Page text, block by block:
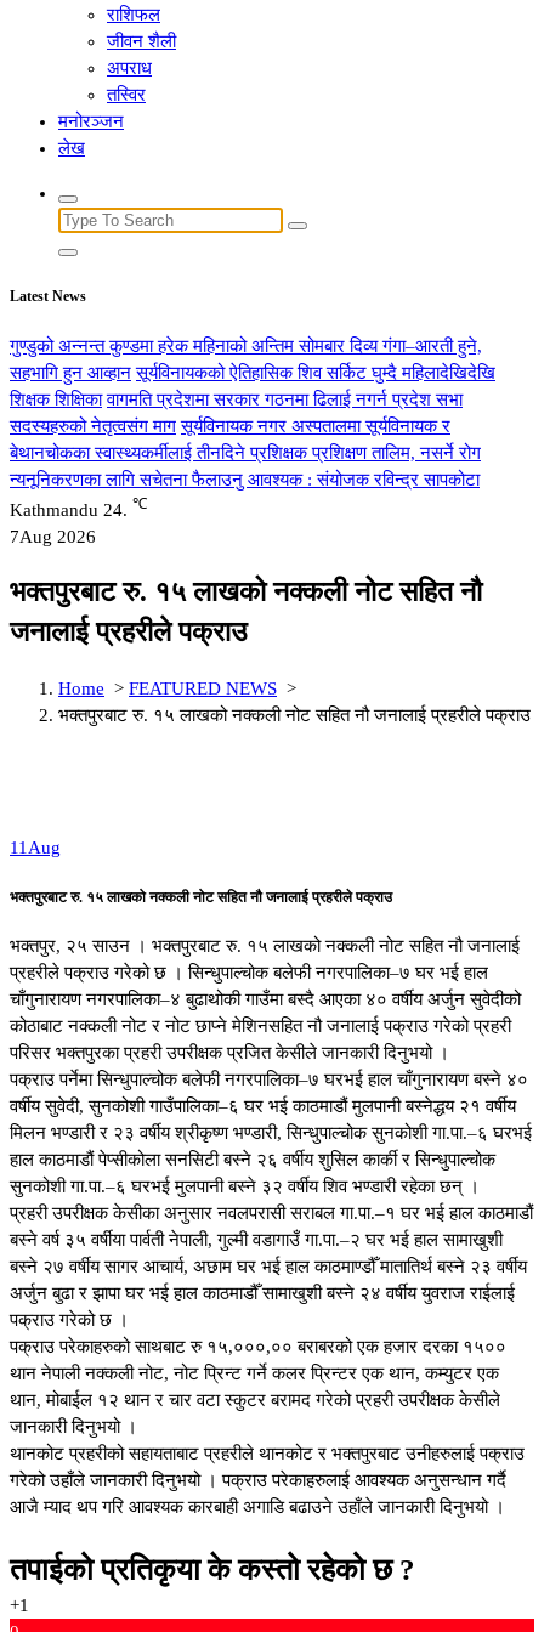
राशिफल
जीवन शैली
अपराध
तस्विर
मनोरञ्जन
लेख
Search
for:
Latest News
गुण्डुको अन्नन्त कुण्डमा हरेक महिनाको अन्तिम सोमबार दिव्य गंगा–आरती हुने,
सहभागि हुन आव्हान सूर्यविनायकको ऐतिहासिक शिव सर्किट घुम्दै महिलादेखिदेखि
शिक्षक शिक्षिका वागमति प्रदेशमा सरकार गठनमा ढिलाई नगर्न प्रदेश सभा
सदस्यहरुको नेतृत्वसंग माग सूर्यविनायक नगर अस्पतालमा सूर्यविनायक र
बेथानचोकका स्वास्थ्यकर्मीलाई तीनदिने प्रशिक्षक प्रशिक्षण तालिम, नसर्ने रोग
न्यनूनिकरणका लागि सचेतना फैलाउनु आवश्यक : संयोजक रविन्द्र सापकोटा
Kathmandu 24. ℃
7Aug 2026
भक्तपुरबाट रु. १५ लाखको नक्कली नोट सहित नौ
जनालाई प्रहरीले पक्राउ
Home > FEATURED NEWS >
भक्तपुरबाट रु. १५ लाखको नक्कली नोट सहित नौ जनालाई प्रहरीले पक्राउ
11 Aug
भक्तपुरबाट रु. १५ लाखको नक्कली नोट सहित नौ जनालाई प्रहरीले पक्राउ
भक्तपुर, २५ साउन । भक्तपुरबाट रु. १५ लाखको नक्कली नोट सहित नौ जनालाई
प्रहरीले पक्राउ गरेको छ । सिन्धुपाल्चोक बलेफी नगरपालिका–७ घर भई हाल
चाँगुनारायण नगरपालिका–४ बुढाथोकी गाउँमा बस्दै आएका ४० वर्षीय अर्जुन सुवेदीको
कोठाबाट नक्कली नोट र नोट छाप्ने मेशिनसहित नौ जनालाई पक्राउ गरेको प्रहरी
परिसर भक्तपुरका प्रहरी उपरीक्षक प्रजित केसीले जानकारी दिनुभयो ।
पक्राउ पर्नेमा सिन्धुपाल्चोक बलेफी नगरपालिका–७ घरभई हाल चाँगुनारायण बस्ने ४०
वर्षीय सुवेदी, सुनकोशी गाउँपालिका–६ घर भई काठमाडौं मुलपानी बस्नेद्धय २१ वर्षीय
मिलन भण्डारी र २३ वर्षीय श्रीकृष्ण भण्डारी, सिन्धुपाल्चोक सुनकोशी गा.पा.–६ घरभई
हाल काठमाडौं पेप्सीकोला सनसिटी बस्ने २६ वर्षीय शुसिल कार्की र सिन्धुपाल्चोक
सुनकोशी गा.पा.–६ घरभई मुलपानी बस्ने ३२ वर्षीय शिव भण्डारी रहेका छन् ।
प्रहरी उपरीक्षक केसीका अनुसार नवलपरासी सराबल गा.पा.–१ घर भई हाल काठमाडौं
बस्ने वर्ष ३५ वर्षीया पार्वती नेपाली, गुल्मी वडागाउँ गा.पा.–२ घर भई हाल सामाखुशी
बस्ने २७ वर्षीय सागर आचार्य, अछाम घर भई हाल काठमाण्डौँ मातातिर्थ बस्ने २३ वर्षीय
अर्जुन बुढा र झापा घर भई हाल काठमाडौँ सामाखुशी बस्ने २४ वर्षीय युवराज राईलाई
पक्राउ गरेको छ ।
पक्राउ परेकाहरुको साथबाट रु १५,०००,०० बराबरको एक हजार दरका १५००
थान नेपाली नक्कली नोट, नोट प्रिन्ट गर्ने कलर प्रिन्टर एक थान, कम्युटर एक
थान, मोबाईल १२ थान र चार वटा स्कुटर बरामद गरेको प्रहरी उपरीक्षक केसीले
जानकारी दिनुभयो ।
थानकोट प्रहरीको सहायताबाट प्रहरीले थानकोट र भक्तपुरबाट उनीहरुलाई पक्राउ
गरेको उहाँले जानकारी दिनुभयो । पक्राउ परेकाहरुलाई आवश्यक अनुसन्धान गर्दै
आजै म्याद थप गरि आवश्यक कारबाही अगाडि बढाउने उहाँले जानकारी दिनुभयो ।
तपाईको प्रतिकृया के कस्तो रहेको छ ?
+1